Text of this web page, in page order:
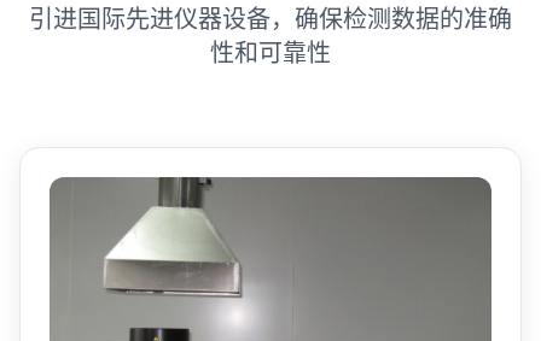
引进国际先进仪器设备，确保检测数据的准确
性和可靠性